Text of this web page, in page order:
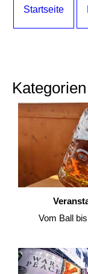
Startseite
Kategorien
Vom Ball